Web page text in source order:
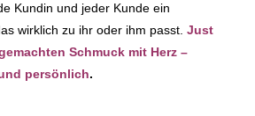
Kundin und jeder Kunde ein
wirklich zu ihr oder ihm passt. Just
Schmuck mit Herz –
persönlich.